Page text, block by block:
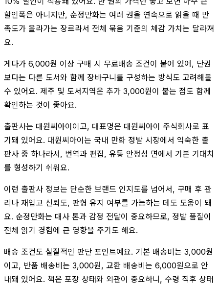
할인폭은 아니지만, 순정만화는 여러 권을 연속으로 읽을 때 만
족도가 올라가는 장르라서 전체 묶음 기준의 체감 가치는 달라져
요.
게다가 6,000원 이상 구매 시 무료배송 조건이 붙어 있어, 단권
보다는 다른 도서와 함께 장바구니를 구성하는 방식도 고려해볼
수 있어요. 제주 및 도서지역은 추가 3,000원이 붙는 점도 함께
확인하는 것이 좋아요.
출판사는 대원씨아이이고, 대표명은 대원씨아이 주식회사로 표
기돼 있어요. 대원씨아이는 국내 만화 정발 시장에서 익숙한 출
판사 중 하나라서, 번역과 편집, 유통 안정성 면에서 기본 기대치
를 형성하기 쉬워요.
이런 출판사 정보는 단순한 브랜드 인지도를 넘어서, 구매 후 관
리나 재입고 신뢰도, 판형 유지 여부를 가늠하는 데도 도움이 돼
요. 순정만화는 대사 톤과 감정 전달이 중요하므로, 정발 품질이
전체 읽기 경험에 큰 영향을 주기도 해요.
배송 조건도 실질적인 판단 포인트예요. 기본 배송비는 3,000원
이고, 반품 배송비는 3,000원, 교환 배송비는 6,000원으로 안
내돼 있어요. 책은 포장 상태와 외관이 중요하니, 수령 직후 상태